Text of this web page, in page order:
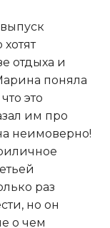
отдыха и
поняла
это
им про
неимоверно!
раз
но он
о чем